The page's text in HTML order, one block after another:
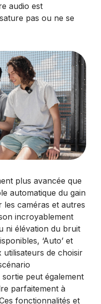
audio est
pas ou ne se
plus avancée que
automatique du gain
caméras et autres
incroyablement
ni élévation du bruit
‘Auto’ et
utilisateurs de choisir
peut également
parfaitement à
fonctionnalités et